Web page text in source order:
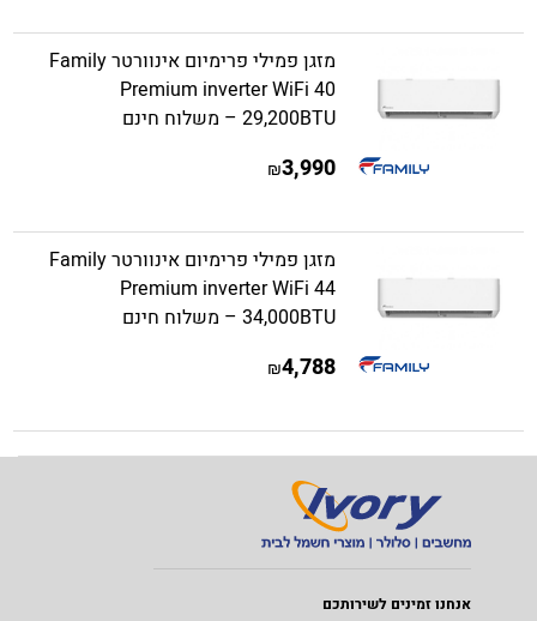
מזגן פמילי פרימיום אינוורטר Family
Premium inverter WiFi 40
29,200BTU – משלוח חינם
3,990
₪
מזגן פמילי פרימיום אינוורטר Family
Premium inverter WiFi 44
34,000BTU – משלוח חינם
4,788
₪
אנחנו זמינים לשירותכם